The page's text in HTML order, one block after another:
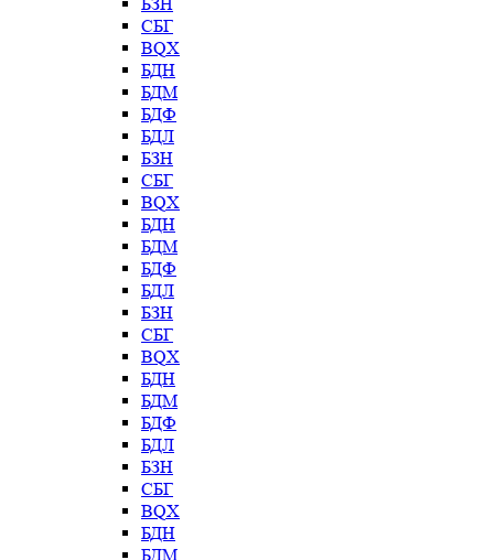
СБГ
BQX
БДН
БДМ
БДФ
БДЛ
БЗН
СБГ
BQX
БДН
БДМ
БДФ
БДЛ
БЗН
СБГ
BQX
БДН
БДМ
БДФ
БДЛ
БЗН
СБГ
BQX
БДН
БДМ